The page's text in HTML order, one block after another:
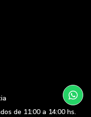
de 11:00 a 14:00 hs.